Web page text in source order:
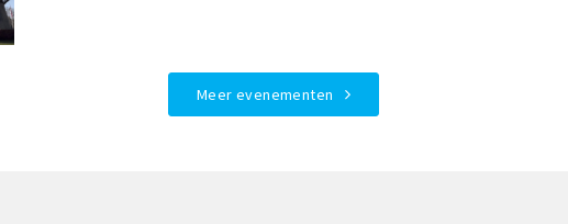
Meer evenementen